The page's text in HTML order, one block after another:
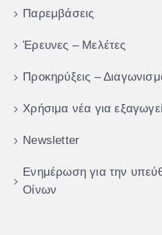
Παρεμβάσεις
Έρευνες – Μελέτες
Προκηρύξεις –
Χρήσιμα νέα για
Newsletter
Ενημέρωση για την
Οίνων